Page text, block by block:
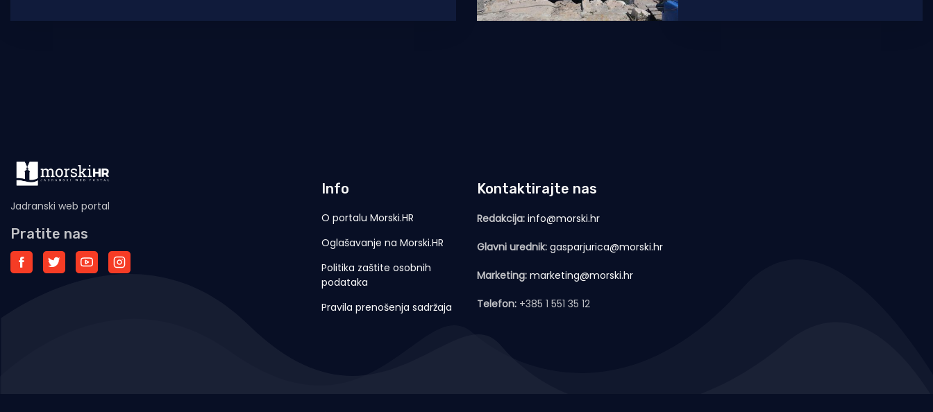
proširenju granica lučkog područja
Jadranski web portal
Pratite nas
Info
O portalu Morski.HR
Oglašavanje na Morski.HR
Politika zaštite osobnih
podataka
Pravila prenošenja sadržaja
Kontaktirajte nas
Redakcija: info@morski.hr
Glavni urednik: gasparjurica@morski.hr
Marketing: marketing@morski.hr
Telefon: +385 1 551 35 12